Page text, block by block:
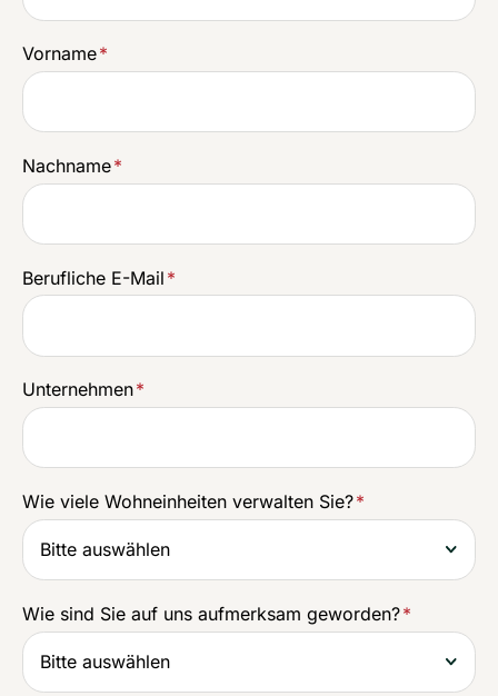
Vorname*
Nachname*
Berufliche E-Mail *
Unternehmen*
Wie viele Wohneinheiten verwalten Sie?*
Wie sind Sie auf uns aufmerksam geworden?*